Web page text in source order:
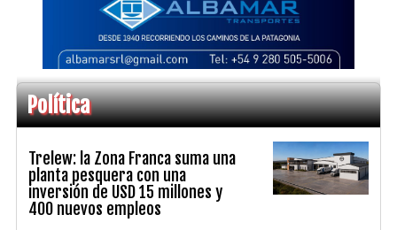
Política
Trelew: la Zona Franca suma una
planta pesquera con una
inversión de USD 15 millones y
400 nuevos empleos